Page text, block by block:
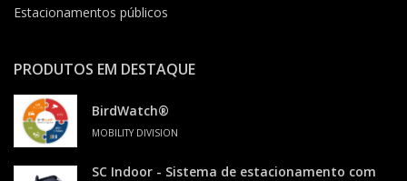
Estacionamentos públicos
PRODUTOS EM DESTAQUE
BirdWatch®
MOBILITY DIVISION
SC Indoor - Sistema de estacionamento com